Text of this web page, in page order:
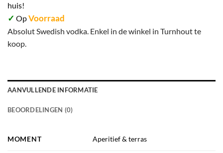
huis!
✓ OpVoorraad
Absolut Swedish vodka. Enkel in de winkel in Turnhout te
koop.
AANVULLENDE INFORMATIE
BEOORDELINGEN (0)
MOMENT Aperitief & terras